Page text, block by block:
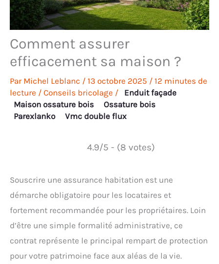
Comment assurer
efficacement sa maison ?
Par Michel Leblanc / 13 octobre 2025 / 12 minutes de
lecture / Conseils bricolage /
Enduit façade
Maison ossature bois
Ossature bois
Parexlanko
Vmc double flux
4.9/5 - (8 votes)
Souscrire une assurance habitation est une
démarche obligatoire pour les locataires et
fortement recommandée pour les propriétaires. Loin
d’être une simple formalité administrative, ce
contrat représente le principal rempart de protection
pour votre patrimoine face aux aléas de la vie.